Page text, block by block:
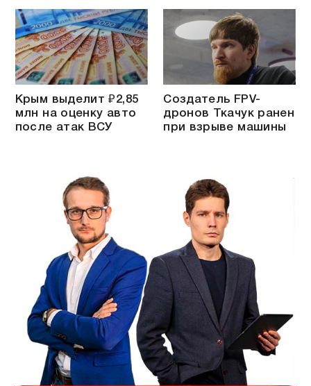
Крым выделит ₽2,85
млн на оценку авто
после атак ВСУ
Создатель FPV-
дронов Ткачук ранен
при взрыве машины